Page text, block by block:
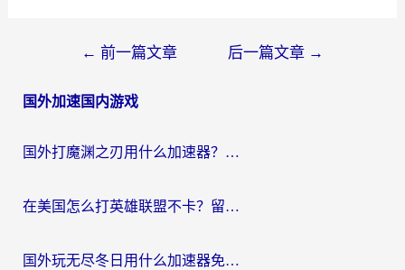
导
← 前一篇文章 后一篇文章 →
国外加速国内游戏
国外打魔渊之刃用什么加速器？2026海外玩家国服游戏加速全攻略（附闪耀暖暖&复苏的魔女避坑指南）
在美国怎么打英雄联盟不卡？留学生亲测的国服游戏加速全攻略
国外玩无尽冬日用什么加速器免费？海外党国服游戏加速避坑指南